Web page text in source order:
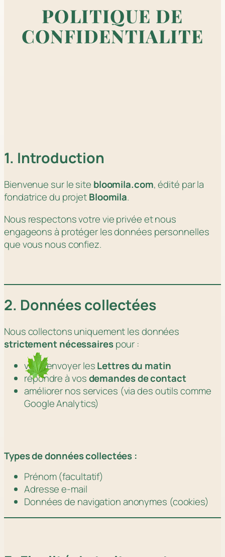
POLITIQUE DE
CONFIDENTIALITE
1. Introduction
Bienvenue sur le site bloomila.com, édité par la
fondatrice du projetBloomila.
Nous respectons votre vie privée et nous
engageons à protéger les données personnelles
que vous nous confiez.
2. Données collectées
Nous collectons uniquement les données
strictement nécessairespour :
vous envoyer lesLettres du matin
répondre à vosdemandes de contact
améliorer nos services (via des outils comme
Google Analytics)
Types de données collectées :
Prénom (facultatif)
Adresse e-mail
Données de navigation anonymes (cookies)